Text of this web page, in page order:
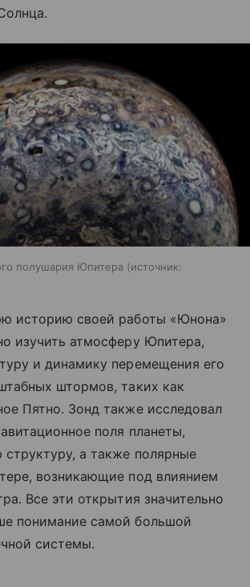
полушария Юпитера
источник:
историю своей работы «Юнона»
изучить атмосферу Юпитера,
и динамику перемещения его
штормов, таких как
Пятно. Зонд также исследовал
поля планеты,
а также полярные
возникающие под влиянием
Все эти открытия значительно
понимание самой большой
системы.